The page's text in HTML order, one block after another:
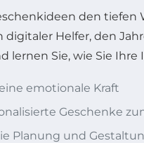
den
Helfer, den
lernen Sie, wie Sie
emotionale Kraft
Geschenke
Planung und